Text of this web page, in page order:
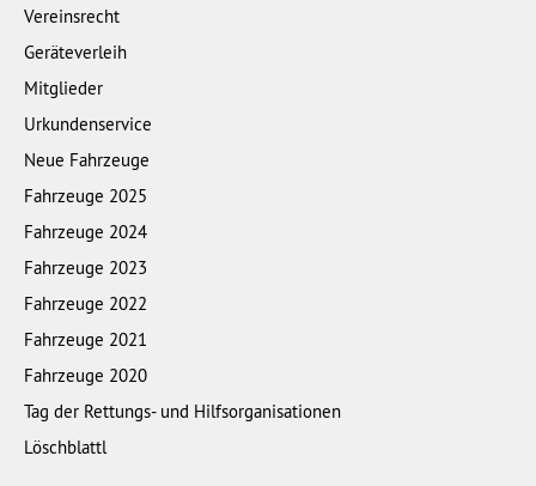
Vereinsrecht
Geräteverleih
Mitglieder
Urkundenservice
Neue Fahrzeuge
Fahrzeuge 2025
Fahrzeuge 2024
Fahrzeuge 2023
Fahrzeuge 2022
Fahrzeuge 2021
Fahrzeuge 2020
Tag der Rettungs- und Hilfsorganisationen
Löschblattl